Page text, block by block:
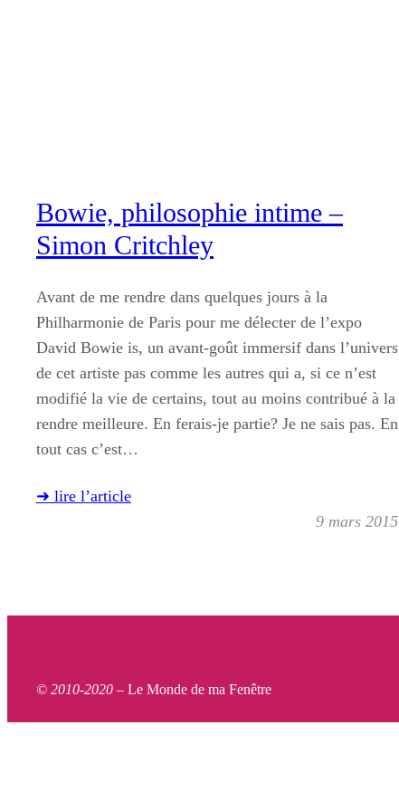
Bowie, philosophie intime –
Simon Critchley
Avant de me rendre dans quelques jours à la
Philharmonie de Paris pour me délecter de l’expo
David Bowie is, un avant-goût immersif dans l’univers
de cet artiste pas comme les autres qui a, si ce n’est
modifié la vie de certains, tout au moins contribué à la
rendre meilleure. En ferais-je partie? Je ne sais pas. En
tout cas c’est…
➜ lire l’article
9 mars 2015
© 2010-2020 – Le Monde de ma Fenêtre